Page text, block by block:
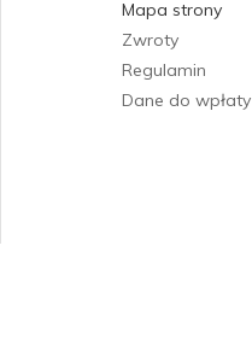
Mapa strony
Zwroty
Regulamin
Dane do wpłaty